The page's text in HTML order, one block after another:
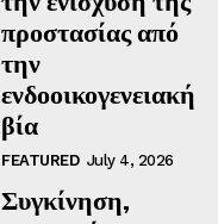
προστασίας από
την
ενδοοικογενειακή
βία
FEATURED July 4, 2026
Συγκίνηση,